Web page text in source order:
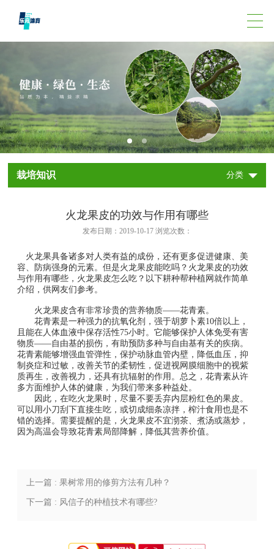
栽培知识 分类
火龙果皮的功效与作用有哪些
发布日期：2019-10-17 浏览次数：
火龙果具备诸多对人类有益的成份，还有更多促进健康、美
容、防病强身的元素。但是火龙果皮能吃吗？火龙果皮的功效
与作用有哪些，火龙果皮怎么吃？以下耕种帮种植网就作简单
介绍，供网友们参考。
火龙果皮含有非常珍贵的营养物质——花青素。
花青素是一种强力的抗氧化剂，强于胡萝卜素10倍以上，
且能在人体血液中保存活性75小时。它能够保护人体免受有害
物质——自由基的损伤，有助预防多种与自由基有关的疾病。
花青素能够增强血管弹性，保护动脉血管内壁，降低血压，抑
制炎症和过敏，改善关节的柔韧性，促进视网膜细胞中的视紫
质再生，改善视力，还具有抗辐射的作用。总之，花青素从许
多方面维护人体的健康，为我们带来多种益处。
因此，在吃火龙果时，尽量不要丢弃内层粉红色的果皮。
可以用小刀刮下直接生吃，或切成细条凉拌，榨汁食用也是不
错的选择。需要提醒的是，火龙果皮不宜沏茶、煮汤或蒸炒，
因为高温会导致花青素局部降解，降低其营养价值。
上一篇 : 果树常用的修剪方法有几种？
下一篇 : 风信子的种植技术有哪些?